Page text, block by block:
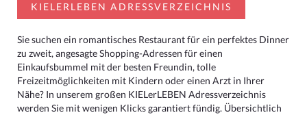
KIELERLEBEN ADRESSVERZEICHNIS
Sie suchen ein romantisches Restaurant für ein perfektes Dinner
zu zweit, angesagte Shopping-Adressen für einen
Einkaufsbummel mit der besten Freundin, tolle
Freizeitmöglichkeiten mit Kindern oder einen Arzt in Ihrer
Nähe? In unserem großen KIELerLEBEN Adressverzeichnis
werden Sie mit wenigen Klicks garantiert fündig. Übersichtlich